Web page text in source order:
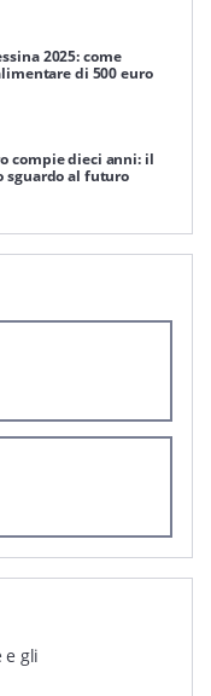
2025: come
di 500 euro
compie dieci anni: il
sguardo al futuro
e gli